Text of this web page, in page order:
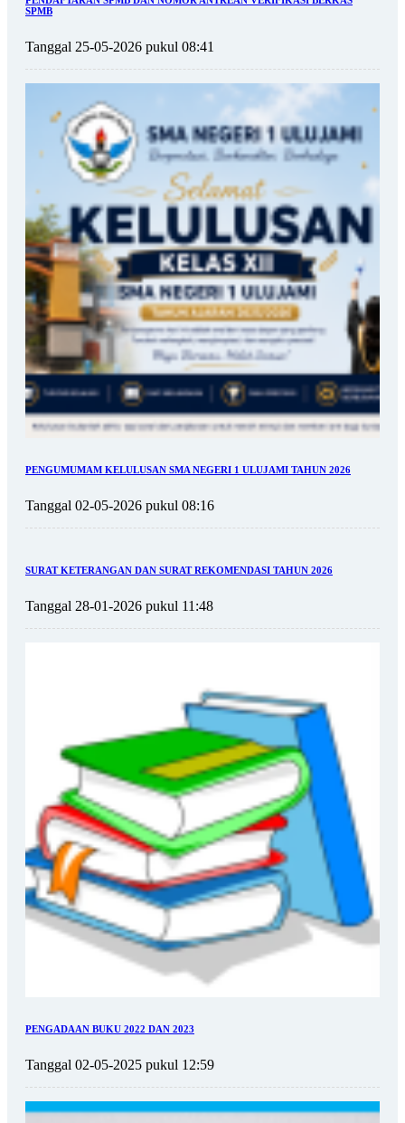
SPMB
Tanggal 25-05-2026 pukul 08:41
PENGUMUMAM KELULUSAN SMA NEGERI 1 ULUJAMI TAHUN 2026
Tanggal 02-05-2026 pukul 08:16
SURAT KETERANGAN DAN SURAT REKOMENDASI TAHUN 2026
Tanggal 28-01-2026 pukul 11:48
PENGADAAN BUKU 2022 DAN 2023
Tanggal 02-05-2025 pukul 12:59